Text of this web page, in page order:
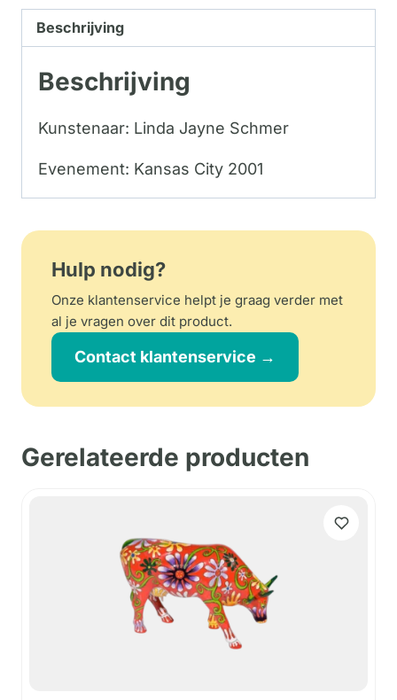
Beschrijving
Beschrijving
Kunstenaar: Linda Jayne Schmer
Evenement: Kansas City 2001
Hulp nodig?
Onze klantenservice helpt je graag verder met
al je vragen over dit product.
Contact klantenservice →
Gerelateerde producten